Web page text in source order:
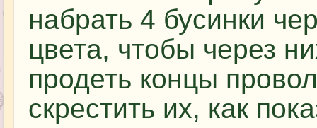
набрать 4 бусинки
цвета, чтобы через
продеть концы
скрестить их, как